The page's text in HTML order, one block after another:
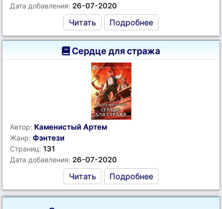
Дата добавления: 26-07-2020
Читать Подробнее
Сердце для стража
Автор: Каменистый Артем
Жанр: Фэнтези
Страниц: 131
Дата добавления: 26-07-2020
Читать Подробнее